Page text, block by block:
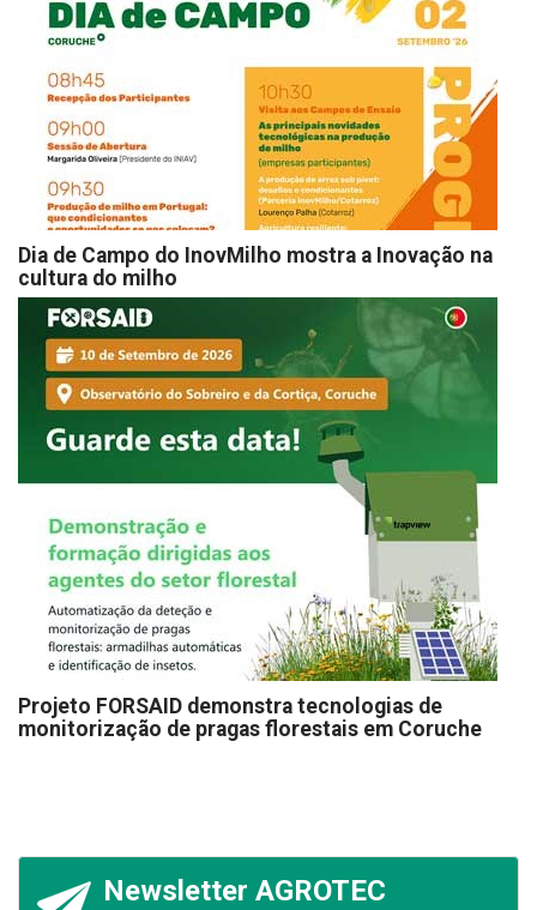
Dia de Campo do InovMilho mostra a Inovação na
cultura do milho
Projeto FORSAID demonstra tecnologias de
monitorização de pragas florestais em Coruche
Newsletter AGROTEC